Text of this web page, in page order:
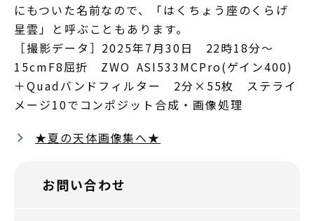
にもついた名前なので、「はくちょう座のくらげ
星雲」と呼ぶこともあります。
［撮影データ］2025年7月30日 22時18分～
15cmF8屈折 ZWO ASI533MCPro(ゲイン400)
＋Quadバンドフィルター 2分×55枚 ステライ
メージ10でコンポジット合成・画像処理
★夏の天体画像集へ★
お問い合わせ